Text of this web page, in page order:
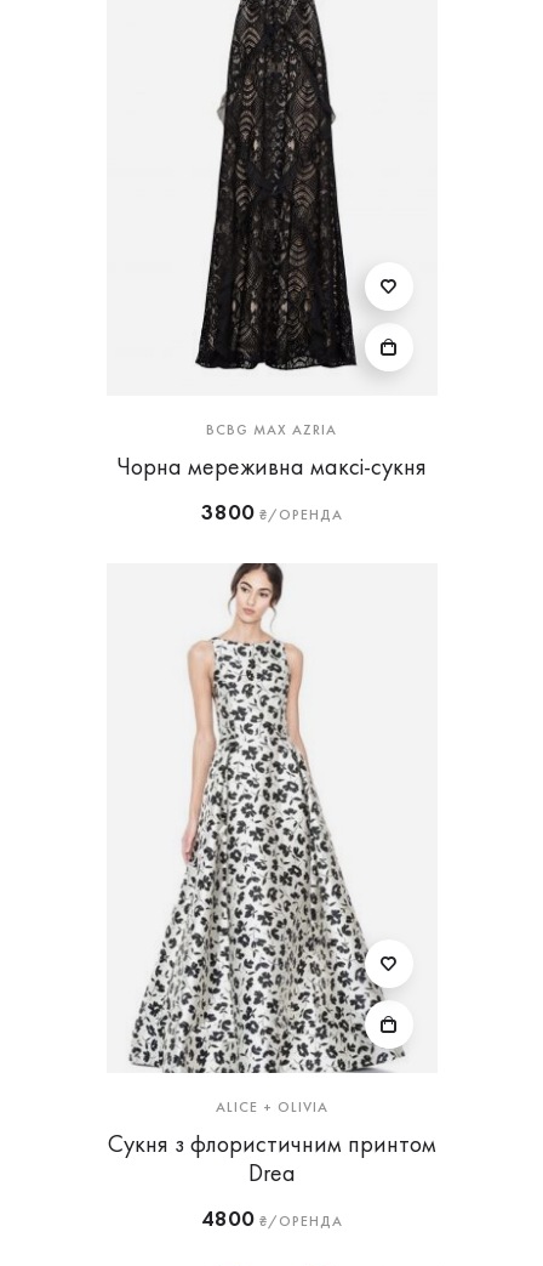
BCBG MAX AZRIA
Чорна мереживна максі-сукня
3800₴/ОРЕНДА
ALICE + OLIVIA
Сукня з флористичним принтом
Drea
4800₴/ОРЕНДА